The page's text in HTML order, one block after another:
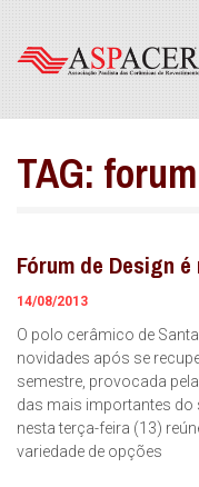
TAG: forum
Fórum de Design
14/08/2013
O polo cerâmico de
novidades após se
semestre, provocada
das mais importantes do
nesta terça-feira (13)
variedade de opções